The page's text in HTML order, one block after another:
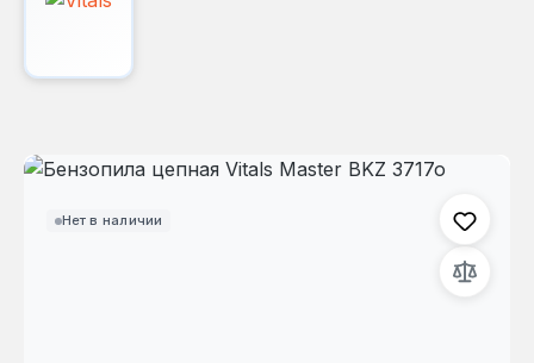
Нет в наличии
Пропустить галерею изображений